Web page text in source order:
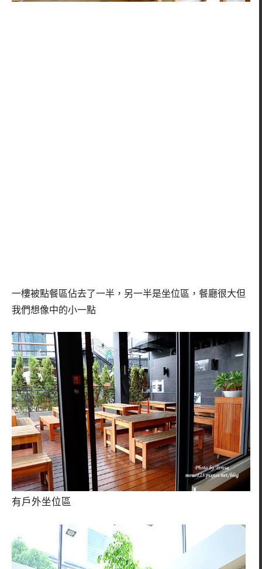
一樓被點餐區佔去了一半，另一半是坐位區，餐廳很大但
我們想像中的小一點
有戶外坐位區